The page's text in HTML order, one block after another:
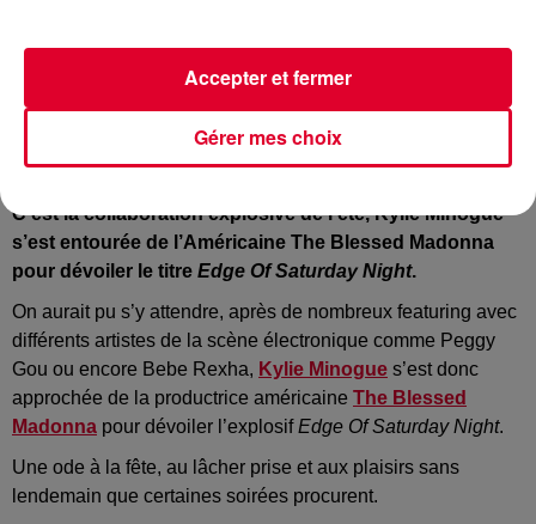
Crédit : Kylie Minogue & The Blessed Madonna
C’est la collaboration explosive de l’été, Kylie Minogue
s’est entourée de l’Américaine The Blessed Madonna
pour dévoiler le titre Edge Of Saturday Night.
On aurait pu s’y attendre, après de nombreux featuring avec
différents artistes de la scène électronique comme Peggy
Gou ou encore Bebe Rexha, Kylie Minogue s’est donc
approchée de la productrice américaine The Blessed
Madonna pour dévoiler l’explosifEdge Of Saturday Night.
Une ode à la fête, au lâcher prise et aux plaisirs sans
lendemain que certaines soirées procurent.
Gérer mes choix
Accepter et fermer